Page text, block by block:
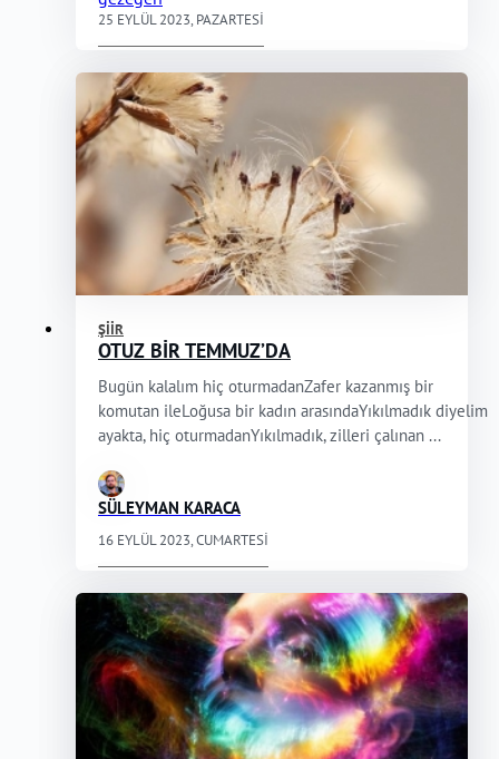
25 EYLÜL 2023, PAZARTESI
ŞIIR
OTUZ BİR TEMMUZ’DA
Bugün kalalım hiç oturmadanZafer kazanmış bir
komutan ileLoğusa bir kadın arasındaYıkılmadık diyelim
ayakta, hiç oturmadanYıkılmadık, zilleri çalınan ...
SÜLEYMAN KARACA
16 EYLÜL 2023, CUMARTESI